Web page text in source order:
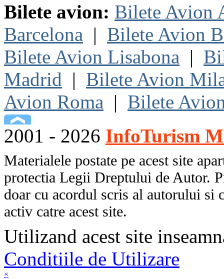
Bilete avion: Bilete Avion
Barcelona | Bilete Avion
Bilete Avion Lisabona |
Madrid | Bilete Avion
Avion Roma | Bilete
2001 - 2026 InfoTurism
Materialele postate pe acest site
protectia Legii Dreptului de Autor.
doar cu acordul scris al autorului si
activ catre acest site.
Utilizand acest site
Conditiile de Utilizare
×